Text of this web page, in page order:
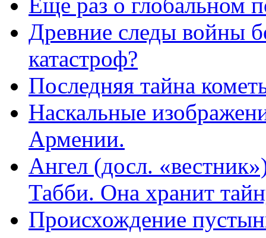
Еще раз о глобальном
Древние следы войны
катастроф?
Последняя тайна
Наскальные
Армении.
Ангел (досл.
Табби. Она хранит
Происхождение